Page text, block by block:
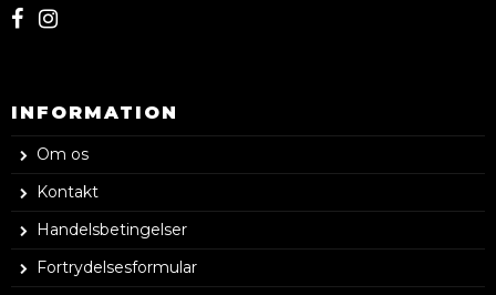
INFORMATION
Om os
Kontakt
Handelsbetingelser
Fortrydelsesformular